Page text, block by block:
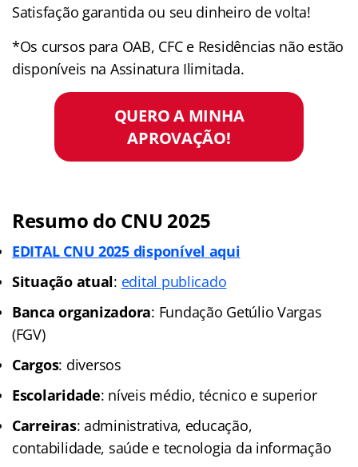
Satisfação garantida ou seu dinheiro de volta!
*Os cursos para OAB, CFC e Residências não estão
disponíveis na Assinatura Ilimitada.
QUERO A MINHA
APROVAÇÃO!
Resumo do CNU 2025
EDITAL CNU 2025 disponível aqui
Situação atual: edital publicado
Banca organizadora: Fundação Getúlio Vargas
(FGV)
Cargos: diversos
Escolaridade: níveis médio, técnico e superior
Carreiras: administrativa, educação,
contabilidade, saúde e tecnologia da informação